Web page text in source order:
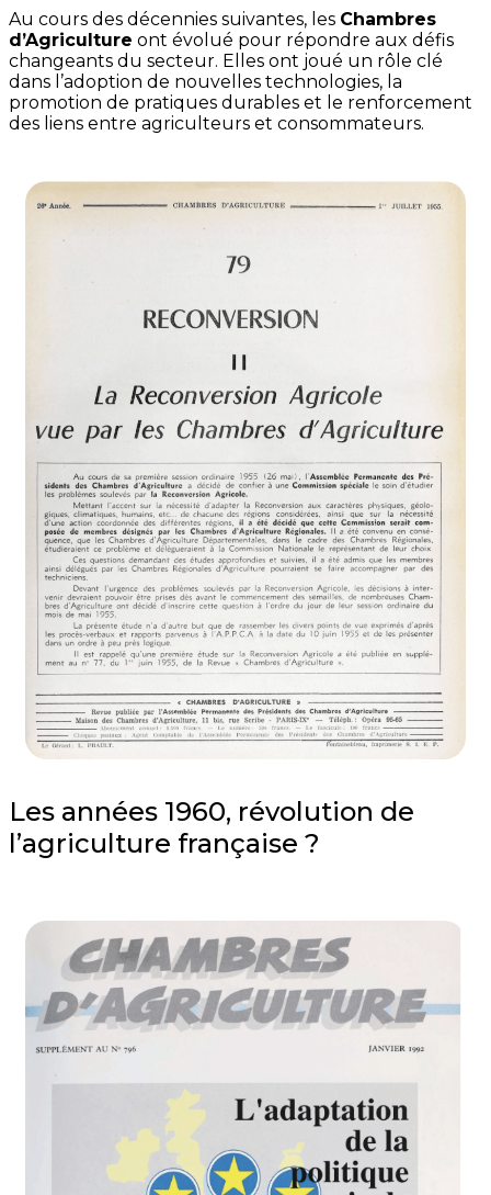
Au cours des décennies suivantes, les Chambres
d’Agriculture ont évolué pour répondre aux défis
changeants du secteur. Elles ont joué un rôle clé
dans l’adoption de nouvelles technologies, la
promotion de pratiques durables et le renforcement
des liens entre agriculteurs et consommateurs.
Les années 1960, révolution de
l’agriculture française ?